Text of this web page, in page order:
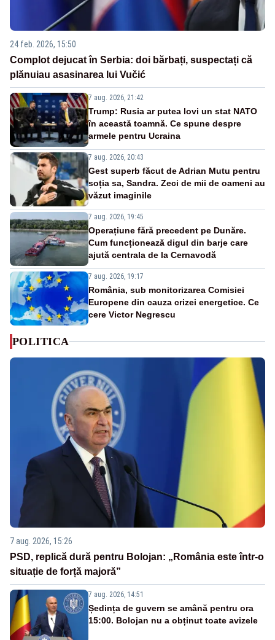
24 feb. 2026, 15:50
Complot dejucat în Serbia: doi bărbați, suspectați că
plănuiau asasinarea lui Vučić
7 aug. 2026, 21:42
Trump: Rusia ar putea lovi un stat NATO
în această toamnă. Ce spune despre
armele pentru Ucraina
7 aug. 2026, 20:43
Gest superb făcut de Adrian Mutu pentru
soția sa, Sandra. Zeci de mii de oameni au
văzut imaginile
7 aug. 2026, 19:45
Operațiune fără precedent pe Dunăre.
Cum funcționează digul din barje care
ajută centrala de la Cernavodă
7 aug. 2026, 19:17
România, sub monitorizarea Comisiei
Europene din cauza crizei energetice. Ce
cere Victor Negrescu
POLITICA
7 aug. 2026, 15:26
PSD, replică dură pentru Bolojan: „România este într-o
situație de forță majoră”
7 aug. 2026, 14:51
Ședința de guvern se amână pentru ora
15:00. Bolojan nu a obținut toate avizele